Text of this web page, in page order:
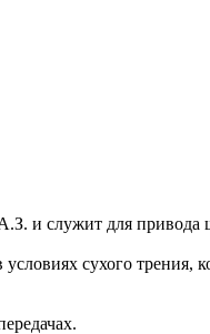
и служит для
сухого трения,